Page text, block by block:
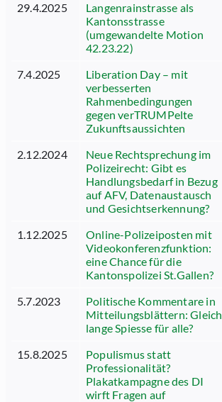
29.4.2025
Langenrainstrasse als
Kantonsstrasse
(umgewandelte Motion
42.23.22)
7.4.2025
Liberation Day – mit
verbesserten
Rahmenbedingungen
gegen verTRUMPelte
Zukunftsaussichten
2.12.2024
Neue Rechtsprechung im
Polizeirecht: Gibt es
Handlungsbedarf in Bezug
auf AFV, Datenaustausch
und Gesichtserkennung?
1.12.2025
Online-Polizeiposten mit
Videokonferenzfunktion:
eine Chance für die
Kantonspolizei St.Gallen?
5.7.2023
Politische Kommentare in
Mitteilungsblättern: Gleich
lange Spiesse für alle?
15.8.2025
Populismus statt
Professionalität?
Plakatkampagne des DI
wirft Fragen auf